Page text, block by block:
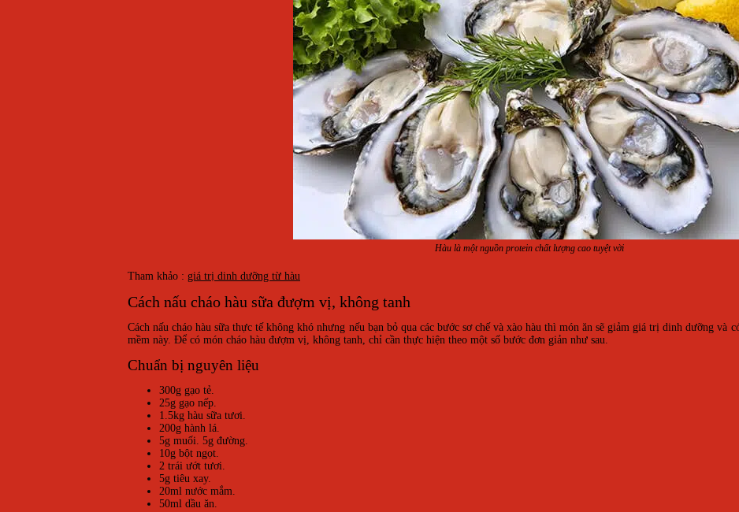
Hàu là một nguồn protein chất lượng cao tuyệt vời
Tham khảo : giá trị dinh dưỡng từ hàu
Cách nấu cháo hàu sữa đượm vị, không tanh
Cách nấu cháo hàu sữa thực tế không khó nhưng nếu bạn bỏ qua các bước sơ chế và xào hàu thì món ăn sẽ giảm giá trị dinh dưỡng và
mềm này. Để có món cháo hàu đượm vị, không tanh, chỉ cần thực hiện theo một số bước đơn giản như sau.
Chuẩn bị nguyên liệu
300g gạo tẻ.
25g gạo nếp.
1.5kg hàu sữa tươi.
200g hành lá.
5g muối. 5g đường.
10g bột ngọt.
2 trái ướt tươi.
5g tiêu xay.
20ml nước mắm.
50ml dầu ăn.